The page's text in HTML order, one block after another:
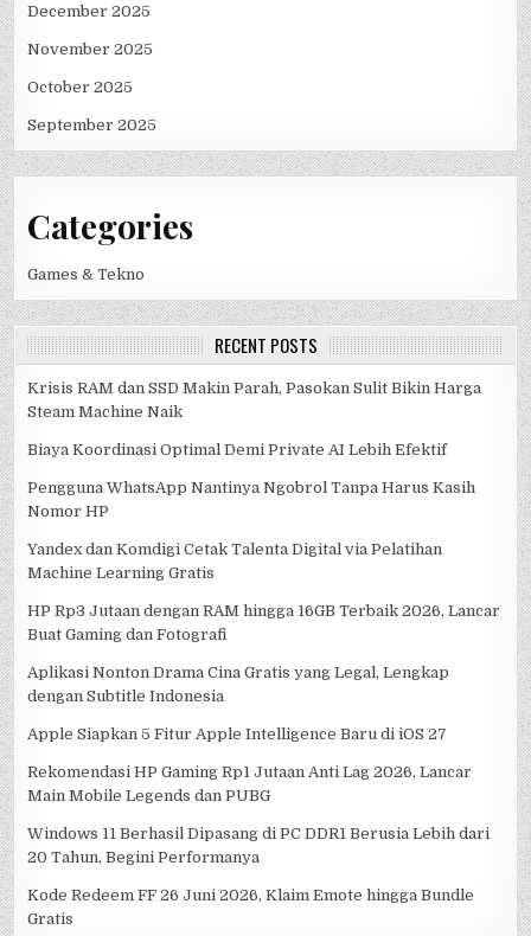
December 2025
November 2025
October 2025
September 2025
Categories
Games & Tekno
RECENT POSTS
Krisis RAM dan SSD Makin Parah, Pasokan Sulit Bikin Harga
Steam Machine Naik
Biaya Koordinasi Optimal Demi Private AI Lebih Efektif
Pengguna WhatsApp Nantinya Ngobrol Tanpa Harus Kasih
Nomor HP
Yandex dan Komdigi Cetak Talenta Digital via Pelatihan
Machine Learning Gratis
HP Rp3 Jutaan dengan RAM hingga 16GB Terbaik 2026, Lancar
Buat Gaming dan Fotografi
Aplikasi Nonton Drama Cina Gratis yang Legal, Lengkap
dengan Subtitle Indonesia
Apple Siapkan 5 Fitur Apple Intelligence Baru di iOS 27
Rekomendasi HP Gaming Rp1 Jutaan Anti Lag 2026, Lancar
Main Mobile Legends dan PUBG
Windows 11 Berhasil Dipasang di PC DDR1 Berusia Lebih dari
20 Tahun, Begini Performanya
Kode Redeem FF 26 Juni 2026, Klaim Emote hingga Bundle
Gratis